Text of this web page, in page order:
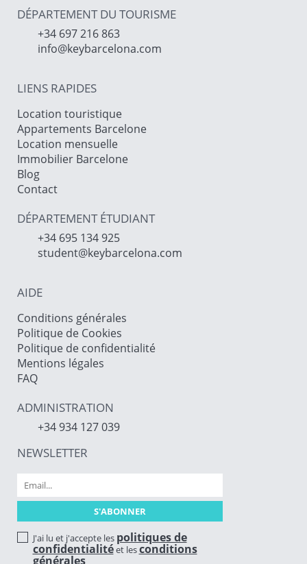
DÉPARTEMENT DU TOURISME
+34 697 216 863
info@keybarcelona.com
LIENS RAPIDES
Location touristique
Appartements Barcelone
Location mensuelle
Immobilier Barcelone
Blog
Contact
DÉPARTEMENT ÉTUDIANT
+34 695 134 925
student@keybarcelona.com
AIDE
Conditions générales
Politique de Cookies
Politique de confidentialité
Mentions légales
FAQ
ADMINISTRATION
+34 934 127 039
NEWSLETTER
J'ai lu et j'accepte les politiques de
confidentialitéet lesconditions
générales